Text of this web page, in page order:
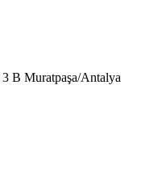
B Muratpaşa/Antalya